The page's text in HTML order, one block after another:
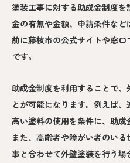
塗装工事に対する助成金制度
金の有無や金額、申請条件な
前に藤枝市の公式サイトや窓
です。
助成金制度を利用することで
とが可能になります。例えば
高い塗料の使用を条件に、助成
また、高齢者や障がい者のい
事と合わせて外壁塗装を行う